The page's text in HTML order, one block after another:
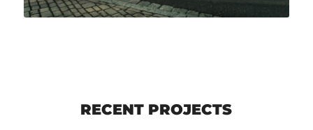
RECENT PROJECTS